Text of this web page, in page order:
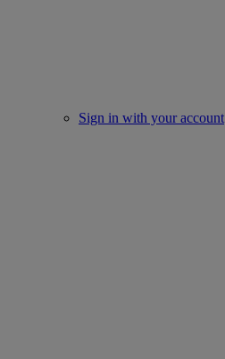
Sign in with your account